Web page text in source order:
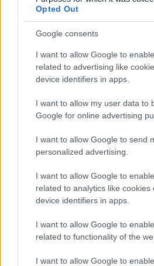
Opted Out
Google consents
I want to allow Google to
related to advertising like
device identifiers in apps.
I want to allow my user data to
Google for online advertising
I want to allow Google to send
personalized advertising.
I want to allow Google to
related to analytics like cookies
device identifiers in apps.
I want to allow Google to
related to functionality of the
I want to allow Google to
που αγαπήθηκαν τα
Κηφισιά και Λήμνο,
Ninnolo σε μια από τις πιο
αλυσίδες, όχι μόνο
και γλυκών & αλμυρών
Ninnolo: Η πολυτέλεια στη
περιμένει πλέοννα την